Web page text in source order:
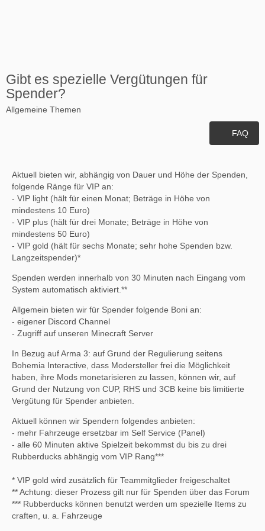
Gibt es spezielle Vergütungen für
Spender?
Allgemeine Themen
FAQ
Aktuell bieten wir, abhängig von Dauer und Höhe der Spenden,
folgende Ränge für VIP an:
- VIP light (hält für einen Monat; Beträge in Höhe von
mindestens 10 Euro)
- VIP plus (hält für drei Monate; Beträge in Höhe von
mindestens 50 Euro)
- VIP gold (hält für sechs Monate; sehr hohe Spenden bzw.
Langzeitspender)*
Spenden werden innerhalb von 30 Minuten nach Eingang vom
System automatisch aktiviert.**
Allgemein bieten wir für Spender folgende Boni an:
- eigener Discord Channel
- Zugriff auf unseren Minecraft Server
In Bezug auf Arma 3: auf Grund der Regulierung seitens
Bohemia Interactive, dass Modersteller frei die Möglichkeit
haben, ihre Mods monetarisieren zu lassen, können wir, auf
Grund der Nutzung von CUP, RHS und 3CB keine bis limitierte
Vergütung für Spender anbieten.
Aktuell können wir Spendern folgendes anbieten:
- mehr Fahrzeuge ersetzbar im Self Service (Panel)
- alle 60 Minuten aktive Spielzeit bekommst du bis zu drei
Rubberducks abhängig vom VIP Rang***
* VIP gold wird zusätzlich für Teammitglieder freigeschaltet
** Achtung: dieser Prozess gilt nur für Spenden über das Forum
*** Rubberducks können benutzt werden um spezielle Items zu
craften, u. a. Fahrzeuge